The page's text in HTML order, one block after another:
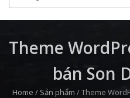
Theme
bán Son
Home / Sản phẩm /Theme